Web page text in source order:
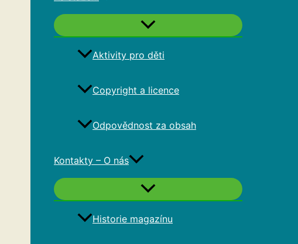
Aktivity pro děti
Copyright a licence
Odpovědnost za obsah
Kontakty – O nás
Historie magazínu